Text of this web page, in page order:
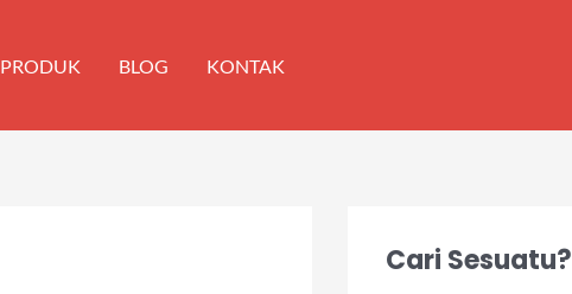
PRODUK BLOG KONTAK
Cari Sesuatu?